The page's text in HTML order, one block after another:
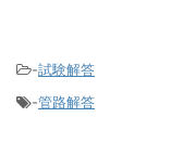
-試験解答
-管路解答